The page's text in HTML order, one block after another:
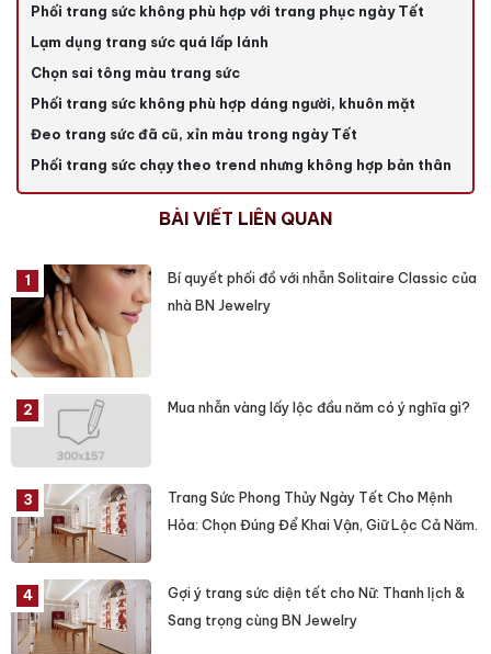
Phối trang sức không phù hợp với trang phục ngày Tết
Lạm dụng trang sức quá lấp lánh
Chọn sai tông màu trang sức
Phối trang sức không phù hợp dáng người, khuôn mặt
Đeo trang sức đã cũ, xỉn màu trong ngày Tết
Phối trang sức chạy theo trend nhưng không hợp bản thân
BÀI VIẾT LIÊN QUAN
Bí quyết phối đồ với nhẫn Solitaire Classic của
nhà BN Jewelry
Mua nhẫn vàng lấy lộc đầu năm có ý nghĩa gì?
Trang Sức Phong Thủy Ngày Tết Cho Mệnh
Hỏa: Chọn Đúng Để Khai Vận, Giữ Lộc Cả Năm.
Gợi ý trang sức diện tết cho Nữ: Thanh lịch &
Sang trọng cùng BN Jewelry